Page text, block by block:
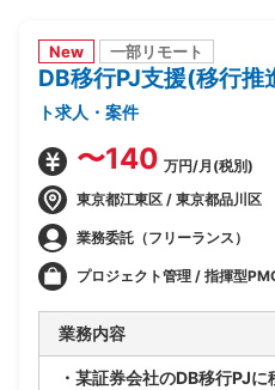
New 一部リモート
DB移行PJ支援(移行推
ト求人・案件
〜140 万円/月(税別)
東京都江東区 / 東京都品川区
業務委託（フリーランス）
プロジェクト管理 / 指揮型
業務内容
・某証券会社のDB移行PJ